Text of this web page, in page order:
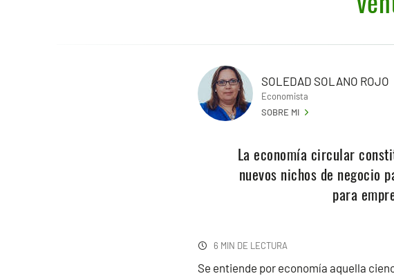
SOLEDAD SOLANO ROJO
Economista
SOBRE MI
La economía circular
nuevos nichos de negocio
para
6 MIN DE LECTURA
Se entiende por economía aquella